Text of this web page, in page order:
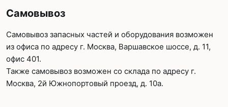
Самовывоз
Самовывоз запасных частей и оборудования возможен
из офиса по адресу г. Москва, Варшавское шоссе, д. 11,
офис 401.
Также самовывоз возможен со склада по адресу г.
Москва, 2й Южнопортовый проезд, д. 10а.